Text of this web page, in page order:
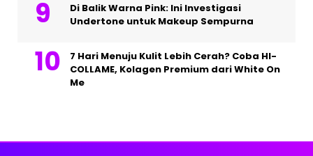
Di Balik Warna Pink: Ini Investigasi
Undertone untuk Makeup Sempurna
7 Hari Menuju Kulit Lebih Cerah? Coba HI-
COLLAME, Kolagen Premium dari White On
Me